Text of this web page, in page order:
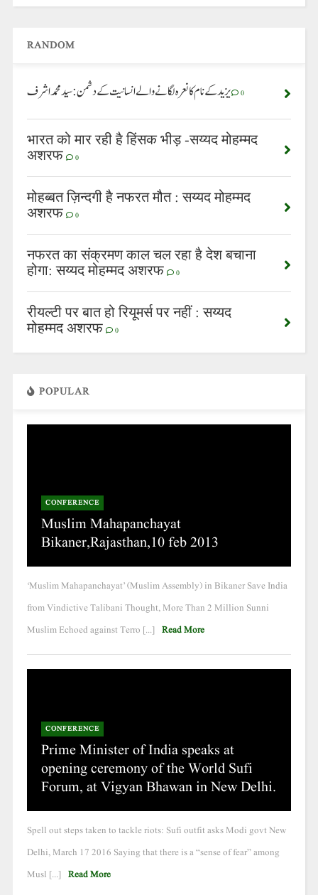
RANDOM
یزید کے نام کا نعرہ لگانے والے انسانیت کے دشمن: سید محمد اشرف 0
भारत को मार रही है हिंसक भीड़ -सय्यद मोहम्मद
अशरफ 0
मोहब्बत ज़िन्दगी है नफरत मौत : सय्यद मोहम्मद
अशरफ 0
नफरत का संक्रमण काल चल रहा है देश बचाना
होगा: सय्यद मोहम्मद अशरफ 0
रीयल्टी पर बात हो रियूमर्स पर नहीं : सय्यद
मोहम्मद अशरफ 0
POPULAR
CONFERENCE
Muslim Mahapanchayat
Bikaner,Rajasthan,10 feb 2013
‘Muslim Mahapanchayat’ (Muslim Assembly) in Bikaner Save India
from Vindictive Talibani Thought, More Than 2 Million Sunni
Muslim Echoed against Terro [...] Read More
CONFERENCE
Prime Minister of India speaks at
opening ceremony of the World Sufi
Forum, at Vigyan Bhawan in New Delhi.
Spell out steps taken to tackle riots: Sufi outfit asks Modi govt New
Delhi, March 17 2016 Saying that there is a “sense of fear” among
Musl [...] Read More